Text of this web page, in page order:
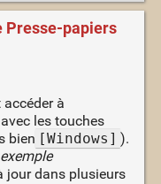
Presse-papiers
à
les touches
bien [Windows] ).
jour dans plusieurs